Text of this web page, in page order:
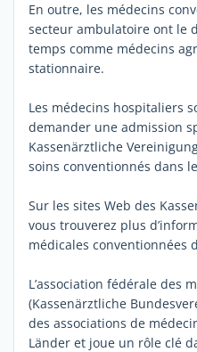
En outre, les médecins
secteur ambulatoire ont le
temps comme médecins
stationnaire.
Les médecins hospitaliers
demander une admission
Kassenärztliche
soins conventionnés dans
Sur les sites Web des
vous trouverez plus
médicales conventionnées
L’association fédérale des
(Kassenärztliche
des associations de
Länder et joue un rôle clé